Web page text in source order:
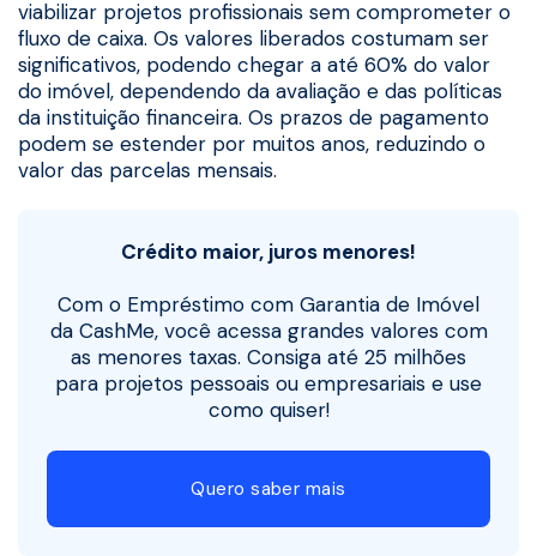
viabilizar projetos profissionais sem comprometer o
fluxo de caixa. Os valores liberados costumam ser
significativos, podendo chegar a até 60% do valor
do imóvel, dependendo da avaliação e das políticas
da instituição financeira. Os prazos de pagamento
podem se estender por muitos anos, reduzindo o
valor das parcelas mensais.
Crédito maior, juros menores!
Com o Empréstimo com Garantia de Imóvel
da CashMe, você acessa grandes valores com
as menores taxas. Consiga até 25 milhões
para projetos pessoais ou empresariais e use
como quiser!
Quero saber mais